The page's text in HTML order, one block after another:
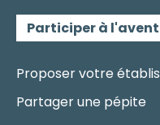
Participer à
Proposer votre
Partager une pépite